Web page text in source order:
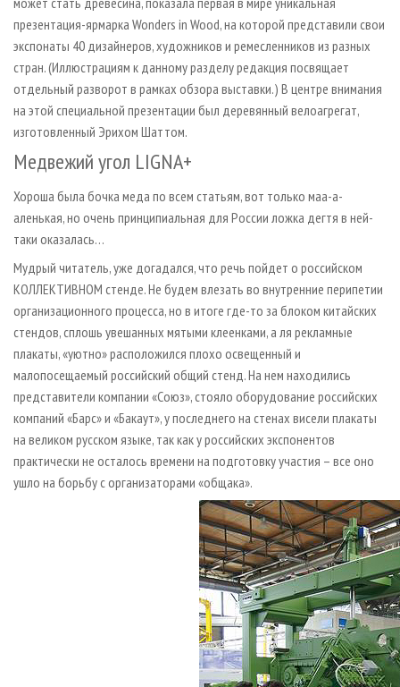
презентация-ярмарка Wonders in Wood, на которой представили свои
экспонаты 40 дизайнеров, художников и ремесленников из разных
стран. (Иллюстрациям к данному разделу редакция посвящает
отдельный разворот в рамках обзора выставки.) В центре внимания
на этой специальной презентации был деревянный велоагрегат,
изготовленный Эрихом Шаттом.
Mедвежий угол LIGNA+
Хороша была бочка меда по всем статьям, вот только маа-а-
аленькая, но очень принципиальная для России ложка дегтя в ней-
таки оказалась…
Мудрый читатель, уже догадался, что речь пойдет о российском
КОЛЛЕКТИВНОМ стенде. Не будем влезать во внутренние перипетии
организационного процесса, но в итоге где-то за блоком китайских
стендов, сплошь увешанных мятыми клеенками, а ля рекламные
плакаты, «уютно» расположился плохо освещенный и
малопосещаемый российский общий стенд. На нем находились
представители компании «Союз», стояло оборудование российских
компаний «Барс» и «Бакаут», у последнего на стенах висели плакаты
на великом русском языке, так как у российских экспонентов
практически не осталось времени на подготовку участия – все оно
ушло на борьбу с организаторами «общака».